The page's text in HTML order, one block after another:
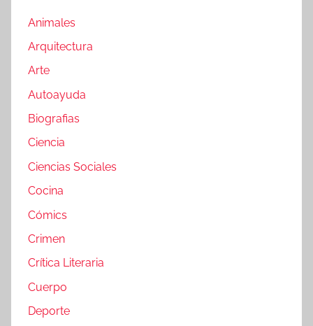
Animales
Arquitectura
Arte
Autoayuda
Biografias
Ciencia
Ciencias Sociales
Cocina
Cómics
Crimen
Crítica Literaria
Cuerpo
Deporte